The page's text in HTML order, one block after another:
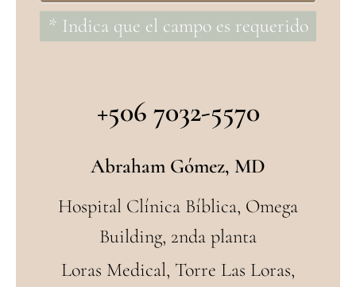
* Indica que el campo es requerido
+506 7032-5570
Abraham Gómez, MD
Hospital Clínica Bíblica, Omega
Building, 2nda planta
Loras Medical, Torre Las Loras,